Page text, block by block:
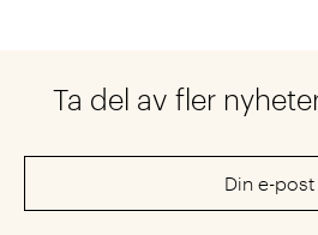
Ta del av fler